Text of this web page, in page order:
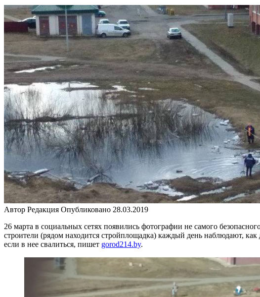
Автор Редакция Опубликовано 28.03.2019
26 марта в социальных сетях появились фотографии не самого
строители (рядом находится стройплощадка) каждый день наблюдают,
если в нее свалиться, пишет gorod214.by.